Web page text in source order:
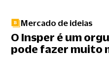
Mercado de ideias
O Insper é um
pode fazer muito